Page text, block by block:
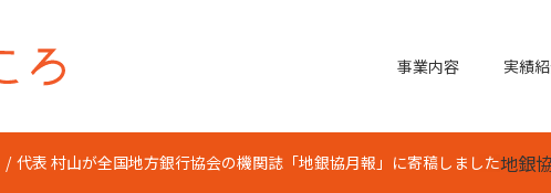
事業内容 実績
代表 村山が全国地方銀行協会の機関誌「地銀協月報」に寄稿しました地銀